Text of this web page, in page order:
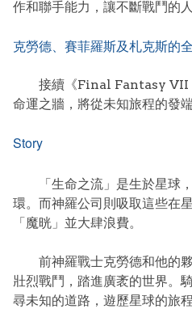
作和聯手能力，讓不斷戰鬥的
克勞德、賽菲羅斯及札克斯的
接續《Final Fantasy VII
命運之牆，將從未知旅程的發
Story
「生命之流」是生於星球，
環。而神羅公司則吸取這些在
「魔晄」並大肆浪費。
前神羅戰士克勞德和他的夥
壯烈戰鬥，踏進廣袤的世界。
尋未知的道路，遊歷星球的旅程